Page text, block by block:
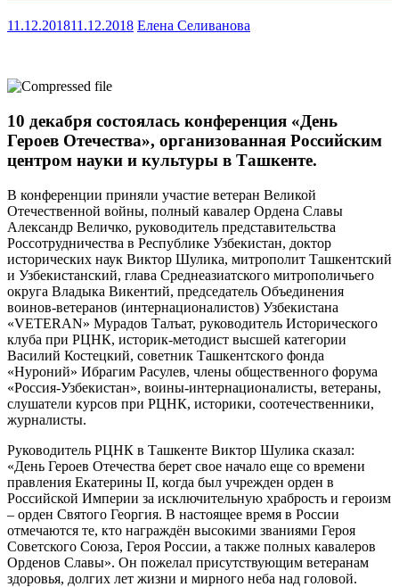
11.12.201811.12.2018 Елена Селиванова
10 декабря состоялась конференция «День
Героев Отечества», организованная Российским
центром науки и культуры в Ташкенте.
В конференции приняли участие ветеран Великой
Отечественной войны, полный кавалер Ордена Славы
Александр Величко, руководитель представительства
Россотрудничества в Республике Узбекистан, доктор
исторических наук Виктор Шулика, митрополит Ташкентский
и Узбекистанский, глава Среднеазиатского митрополичьего
округа Владыка Викентий, председатель Объединения
воинов-ветеранов (интернационалистов) Узбекистана
«VETERAN» Мурадов Талъат, руководитель Исторического
клуба при РЦНК, историк-методист высшей категории
Василий Костецкий, советник Ташкентского фонда
«Нуроний» Ибрагим Расулев, члены общественного форума
«Россия-Узбекистан», воины-интернационалисты, ветераны,
слушатели курсов при РЦНК, историки, соотечественники,
журналисты.
Руководитель РЦНК в Ташкенте Виктор Шулика сказал:
«День Героев Отечества берет свое начало еще со времени
правления Екатерины II, когда был учрежден орден в
Российской Империи за исключительную храбрость и героизм
– орден Святого Георгия. В настоящее время в России
отмечаются те, кто награждён высокими званиями Героя
Советского Союза, Героя России, а также полных кавалеров
Орденов Славы». Он пожелал присутствующим ветеранам
здоровья, долгих лет жизни и мирного неба над головой.